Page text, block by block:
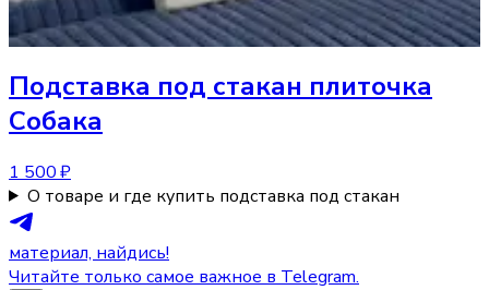
Подставка под стакан плиточка
Собака
1 500 ₽
О товаре и где купить подставка под стакан
материал, найдись!
Читайте только самое важное в Telegram.